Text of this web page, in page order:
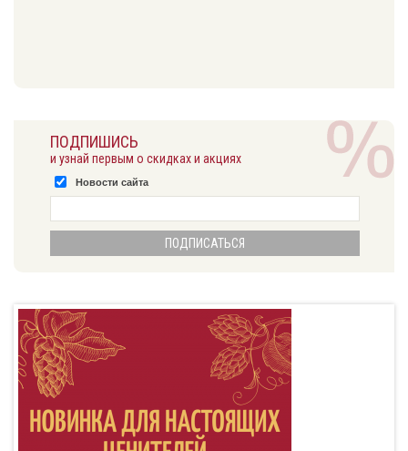
ПОДПИШИСЬ
и узнай первым о скидках и акциях
Новости сайта